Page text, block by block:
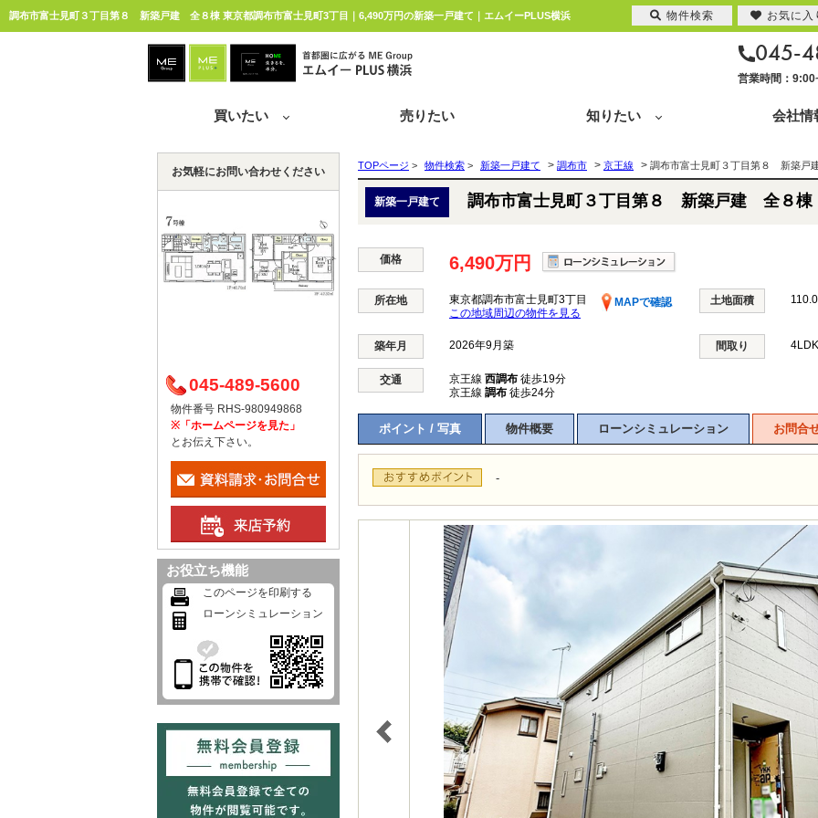
調布市富士見町３丁目第８ 新築戸建 全８棟 東京都調布市富士見町3丁目｜6,490万円の新築一戸建て｜エムイーPLUS横浜
045-
営業時間：
買いたい 売りたい 知りたい 会社情
TOPページ > 物件検索 > 新築一戸建て > 調布市 > 京王線 > 調布市富士見町３丁目第８ 新築戸
新築一戸建て 調布市富士見町３丁目第８ 新築戸建 全８棟
価格 6,490万円
所在地 東京都調布市富士見町3丁目
MAPで確認
この地域周辺の物件を見る
土地面積
築年月 2026年9月築 間取り
交通 京王線 西調布 徒歩19分
京王線 調布 徒歩24分
ポイント / 写真 物件概要 ローンシミュレーション お問合
-
お気軽にお問い合わせください
045-489-5600
物件番号 RHS-980949868
※「ホームページを見た」
とお伝え下さい。
お役立ち機能
このページを印刷する
ローンシミュレーション
物件検索 お気に入